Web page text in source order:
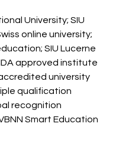
University; SIU
online university;
SIU Lucerne
approved institute
university
qualification
recognition
Smart Education